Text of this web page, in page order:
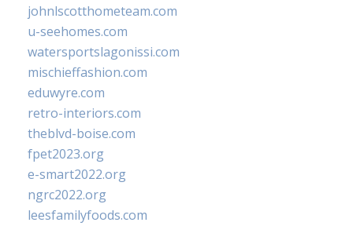
johnlscotthometeam.com
u-seehomes.com
watersportslagonissi.com
mischieffashion.com
eduwyre.com
retro-interiors.com
theblvd-boise.com
fpet2023.org
e-smart2022.org
ngrc2022.org
leesfamilyfoods.com